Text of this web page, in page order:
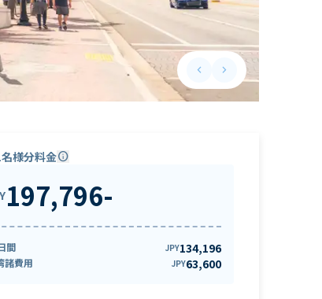
keyboard_arrow_leftPrevious slide
keyboard_arrow_rightNext slide
様分料金info
197,796-
間 JPY134,196
諸費用 JPY63,600